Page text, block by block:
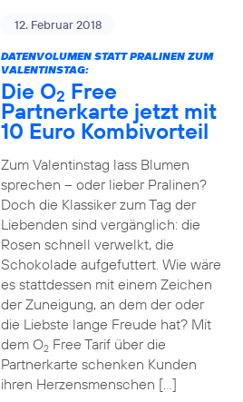
12. Februar 2018
DATENVOLUMEN STATT PRALINEN ZUM
VALENTINSTAG:
Die O2 Free
Partnerkarte jetzt mit
10 Euro Kombivorteil
Zum Valentinstag lass Blumen
sprechen – oder lieber Pralinen?
Doch die Klassiker zum Tag der
Liebenden sind vergänglich: die
Rosen schnell verwelkt, die
Schokolade aufgefuttert. Wie wäre
es stattdessen mit einem Zeichen
der Zuneigung, an dem der oder
die Liebste lange Freude hat? Mit
dem O2Free Tarif über die
Partnerkarte schenken Kunden
ihren Herzensmenschen […]